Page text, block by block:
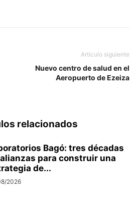
Artículo siguiente
Nuevo centro de salud en el
Aeropuerto de Ezeiza
relacionados
Bagó: tres décadas
para construir una
de...
2026